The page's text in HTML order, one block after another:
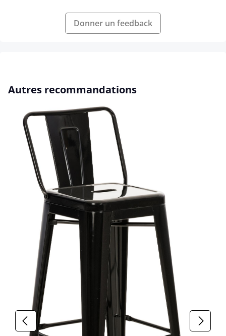
Donner un feedback
Ignorer la galerie de produits
Autres recommandations